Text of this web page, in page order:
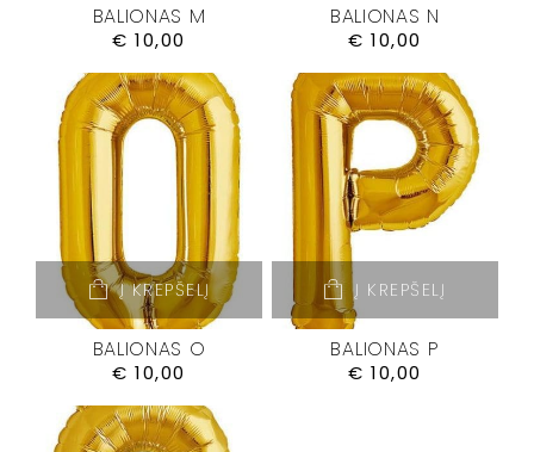
BALIONAS M
€ 10,00
BALIONAS N
€ 10,00
Į KREPŠELĮ
BALIONAS O
€ 10,00
Į KREPŠELĮ
BALIONAS P
€ 10,00